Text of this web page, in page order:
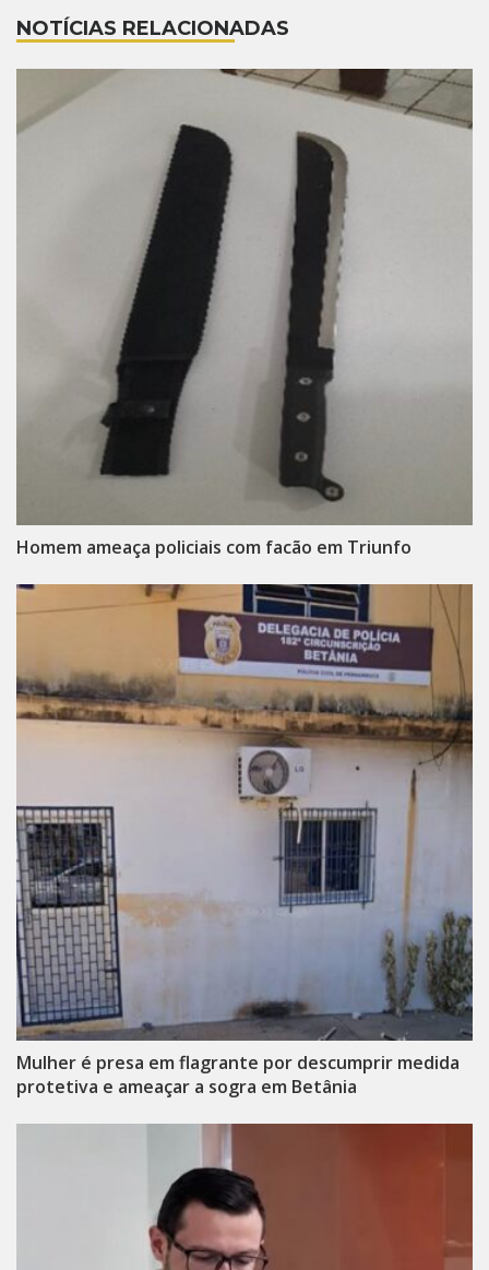
NOTÍCIAS RELACIONADAS
Homem ameaça policiais com facão em Triunfo
Mulher é presa em flagrante por descumprir medida
protetiva e ameaçar a sogra em Betânia